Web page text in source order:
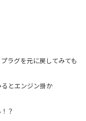
ラグを元に戻してみても
とエンジン掛か
？